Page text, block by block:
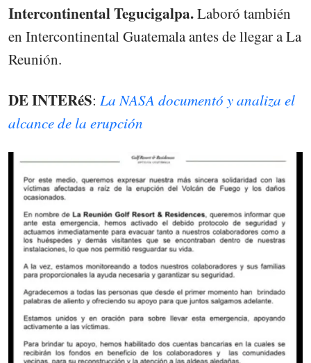
Intercontinental Tegucigalpa.Laboró también
en Intercontinental Guatemala antes de llegar a La
Reunión.
DE INTERéS: La NASA documentó y analiza el
alcance de la erupción